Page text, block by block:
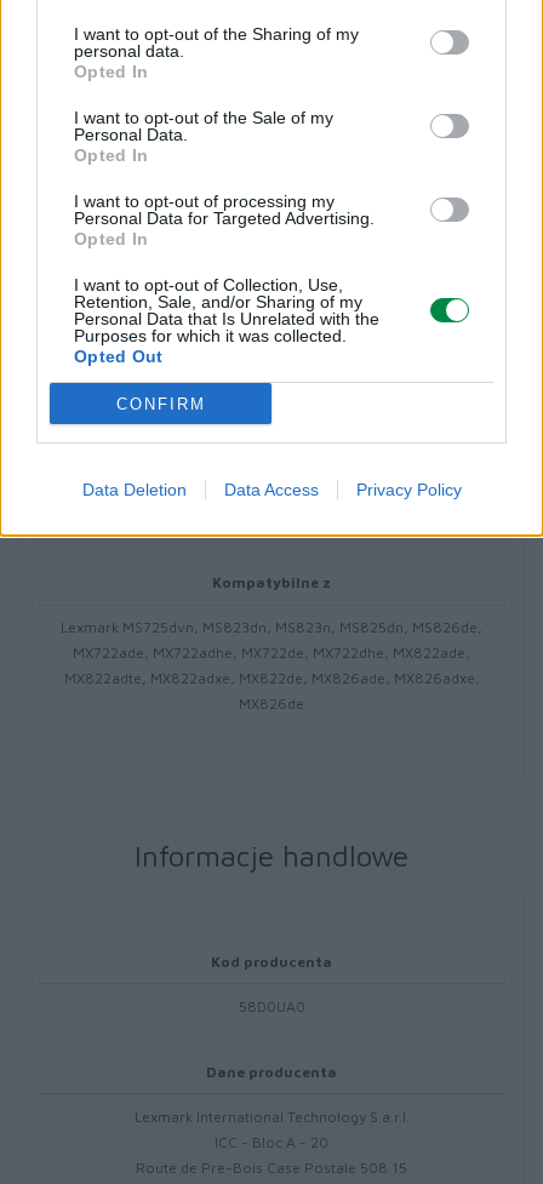
I want to opt-out of the Sharing of my
personal data.
Opted In
I want to opt-out of the Sale of my
Personal Data.
Opted In
I want to opt-out of processing my
Personal Data for Targeted Advertising.
Opted In
I want to opt-out of Collection, Use,
Retention, Sale, and/or Sharing of my
Personal Data that Is Unrelated with the
Purposes for which it was collected.
Opted Out
CONFIRM
Data Deletion Data Access Privacy Policy
Własności kasety tonera
Do 55000 stron ISO/IEC 19752
Różne
Kompatybilne z
Lexmark MS725dvn, MS823dn, MS823n, MS825dn, MS826de,
MX722ade, MX722adhe, MX722de, MX722dhe, MX822ade,
MX822adte, MX822adxe, MX822de, MX826ade, MX826adxe,
MX826de
Informacje handlowe
Kod producenta
58D0UA0
Dane producenta
Lexmark International Technology S.a.r.l.
ICC - Bloc A - 20
Route de Pre-Bois Case Postale 508 15